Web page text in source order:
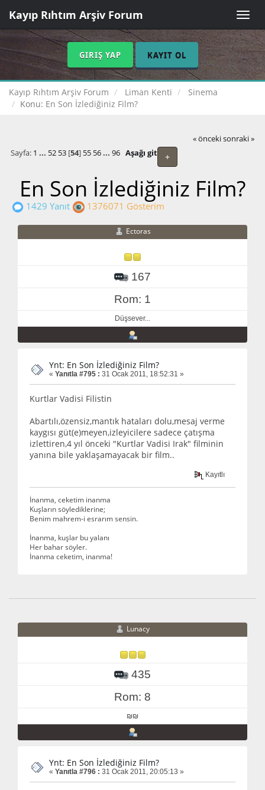
Toggle
Kayıp Rıhtım Arşiv Forum
GIRIŞ YAP KAYIT OL
Kayıp Rıhtım Arşiv Forum Liman Kenti
Sinema
Konu: En Son İzlediğiniz Film?
« önceki sonraki »
+
Sayfa: 1 ... 52 53[54] 55 56 ... 96 Aşağı git
En Son İzlediğiniz Film?
1429 Yanıt 1376071 Gösterim
Ectoras
167
Rom: 1
Düşsever...
Ynt: En Son İzlediğiniz Film?
« Yanıtla #795 : 31 Ocak 2011, 18:52:31 »
Kurtlar Vadisi Filistin
Abartılı,özensiz,mantık hataları dolu,mesaj verme
kaygısı güt(e)meyen,izleyicilere sadece çatışma
izlettiren,4 yıl önceki "Kurtlar Vadisi Irak" filminin
yanına bile yaklaşamayacak bir film..
Kayıtlı
İnanma, ceketim inanma
Kuşların söylediklerine;
Benim mahrem-i esrarım sensin.
İnanma, kuşlar bu yalanı
Her bahar söyler.
İnanma ceketim, inanma!
Lunacy
435
Rom: 8
₪₪
Ynt: En Son İzlediğiniz Film?
« Yanıtla #796 : 31 Ocak 2011, 20:05:13 »